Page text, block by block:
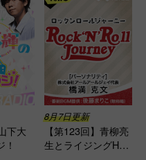
下大
8月7日更新
【第123回】青柳亮
生とライジングHAY